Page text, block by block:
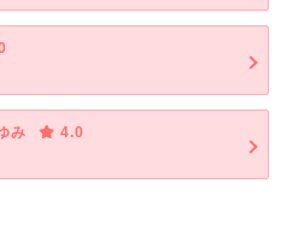
み
4.0